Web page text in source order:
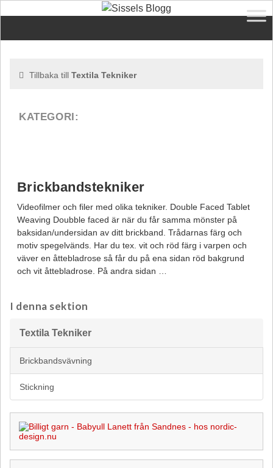
Tillbaka till Textila Tekniker
Brickbandstekniker
Videofilmer och filer med olika tekniker. Double Faced Tablet
Weaving Doubble faced är när du får samma mönster på
baksidan/undersidan av ditt brickband. Trådarnas färg och
motiv spegelvänds. Har du tex. vit och röd färg i varpen och
väver en åttebladrose så får du på ena sidan röd bakgrund
och vit åttebladrose. På andra sidan …
I denna sektion
Textila Tekniker
Brickbandsvävning
Stickning